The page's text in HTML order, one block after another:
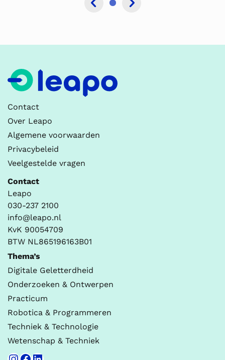
Contact
Over Leapo
Algemene voorwaarden
Privacybeleid
Veelgestelde vragen
Contact
Leapo
030-237 2100
info@leapo.nl
KvK 90054709
BTW NL865196163B01
Thema’s
Digitale Geletterdheid
Onderzoeken & Ontwerpen
Practicum
Robotica & Programmeren
Techniek & Technologie
Wetenschap & Techniek